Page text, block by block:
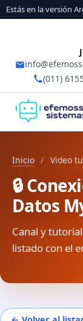
Estás en la versión
(011)
Inicio / Video
🔒
Datos
Canal y
listado con el